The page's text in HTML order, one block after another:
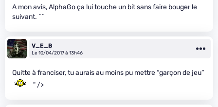
A mon avis, AlphaGo ça lui touche un bit sans faire bouger le
suivant. ^^
V_E_B
Le 10/04/2017 à 13h46
Quitte à franciser, tu aurais au moins pu mettre “garçon de jeu”
" />